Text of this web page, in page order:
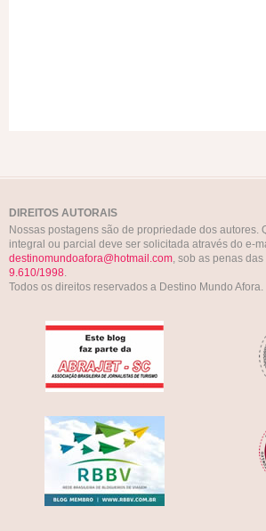
DIREITOS AUTORAIS
Nossas postagens são de propriedade dos autores.
integral ou parcial deve ser solicitada através do e-
destinomundoafora@hotmail.com, sob as penas das
9.610/1998.
Todos os direitos reservados a Destino Mundo Afora.